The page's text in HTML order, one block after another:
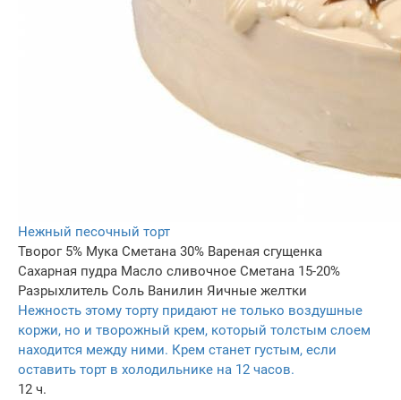
Нежный песочный торт
Творог 5% Мука Сметана 30% Вареная сгущенка
Сахарная пудра Масло сливочное Сметана 15-20%
Разрыхлитель Соль Ванилин Яичные желтки
Нежность этому торту придают не только воздушные
коржи, но и творожный крем, который толстым слоем
находится между ними. Крем станет густым, если
оставить торт в холодильнике на 12 часов.
12 ч.